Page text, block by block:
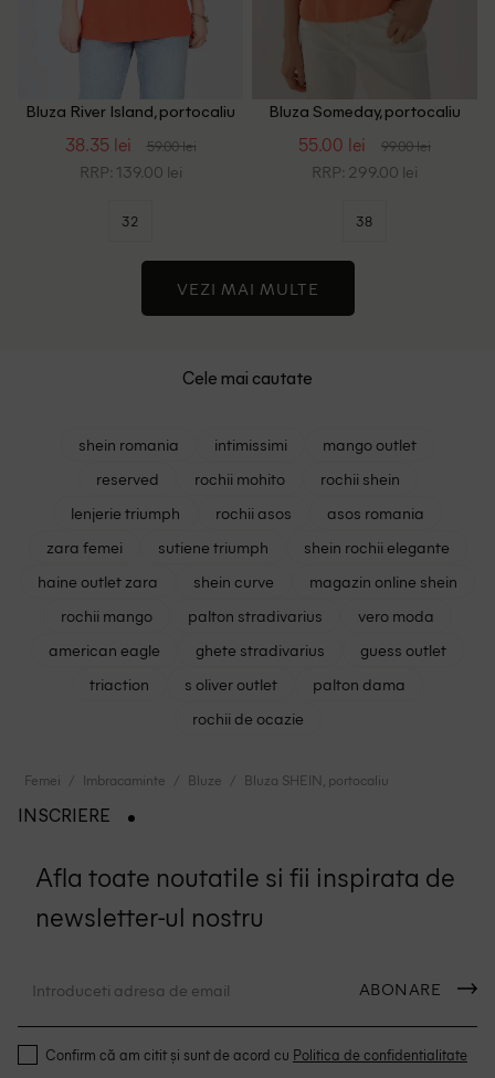
Bluza River Island, portocaliu
38.35 lei 59.00 lei
RRP: 139.00 lei
32
Bluza Someday, portocaliu
55.00 lei 99.00 lei
RRP: 299.00 lei
38
VEZI MAI MULTE
Cele mai cautate
shein romania intimissimi
mango outlet
reserved
rochii mohito
rochii shein
lenjerie triumph
rochii asos
asos romania
zara femei
sutiene triumph
shein rochii elegante
haine outlet zara
shein curve
magazin online shein
rochii mango
palton stradivarius
vero moda
american eagle
ghete stradivarius
guess outlet
triaction
s oliver outlet
palton dama
rochii de ocazie
Femei Imbracaminte Bluze Bluza SHEIN, portocaliu
INSCRIERE
Afla toate noutatile si fii inspirata de
newsletter-ul nostru
ABONARE
Confirm că am citit și sunt de acord cu Politica de confidentialitate